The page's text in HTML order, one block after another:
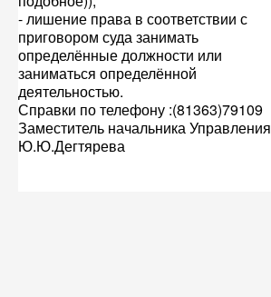
- лишение права в соответствии с
приговором суда занимать
определённые должности или
заниматься определённой
деятельностью.
Справки по телефону :(81363)79109
Заместитель начальника Управления
Ю.Ю.Дегтярева